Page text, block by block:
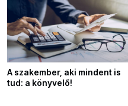
A szakember, aki mindent is
tud: a könyvelő!